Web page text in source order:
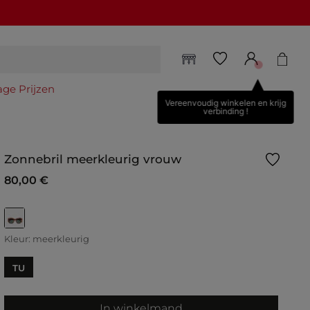
Vereenvoudig winkelen en krijg
verbinding !
Prijzen
Zonnebril meerkleurig vrouw
80,00 €
geselecteerd
Kleur: meerkleurig
TU